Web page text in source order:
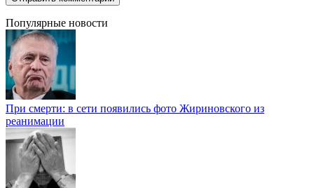
Популярные новости
При смерти: в сети появились фото Жириновского из
реанимации